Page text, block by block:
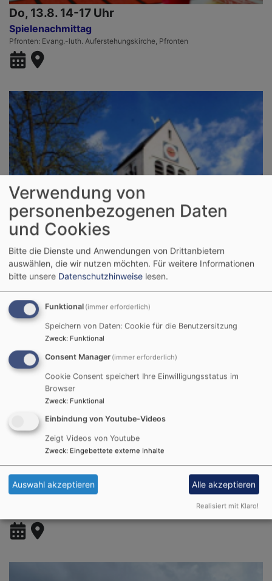
Do, 13.8. 14-17 Uhr
Spielenachmittag
Pfronten Evang.-luth. Auferstehungskirche, Pfronten
Do, 13.8. 20-21 Uhr
Filmmusik auf der Orgel
Wort und Musik - Filmmusik auf der Orgel im Licht
christlichen Glaubens,
Pfarrer Peter Neubert
Füssen Christuskirche Füssen
So, 16.8. 9:30 Uhr
Gottesdienst
Verwendung von
personenbezogenen Daten
und Cookies
Bitte die Dienste und Anwendungen von Drittanbietern
auswählen, die wir nutzen möchten. Für weitere Informationen
bitte unsere Datenschutzhinweise lesen.
Funktional (immer erforderlich)
Speichern von Daten: Cookie für die Benutzersitzung
Zweck: Funktional
Consent Manager (immer erforderlich)
Cookie Consent speichert Ihre Einwilligungsstatus im
Browser
Zweck: Funktional
Einbindung von Youtube-Videos
Zeigt Videos von Youtube
Zweck: Eingebettete externe Inhalte
Auswahl akzeptieren Alle akzeptieren
Realisiert mit Klaro!